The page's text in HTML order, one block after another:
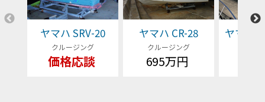
ヤマハ SRV-20
クルージング
価格応談
ヤマハ CR-28
クルージング
695万円
ヤマハ